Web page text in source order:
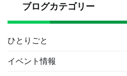
ブログカテゴリー
ひとりごと
イベント情報